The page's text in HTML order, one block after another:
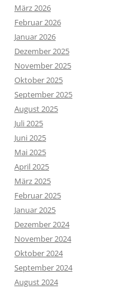
März 2026
Februar 2026
Januar 2026
Dezember 2025
November 2025
Oktober 2025
September 2025
August 2025
Juli 2025
Juni 2025
Mai 2025
April 2025
März 2025
Februar 2025
Januar 2025
Dezember 2024
November 2024
Oktober 2024
September 2024
August 2024